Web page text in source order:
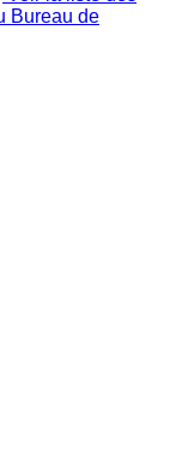
Bureau de